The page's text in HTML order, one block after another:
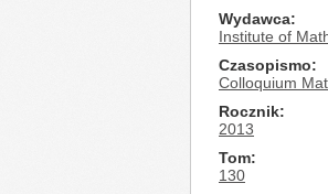
Wydawca
Institute of
Czasopismo
Colloquium
Rocznik
2013
Tom
130